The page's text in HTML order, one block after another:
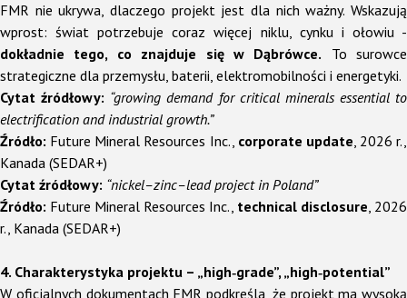
FMR nie ukrywa, dlaczego projekt jest dla nich ważny. Wskazują
wprost: świat potrzebuje coraz więcej niklu, cynku i ołowiu -
dokładnie tego, co znajduje się w Dąbrówce. To surowce
strategiczne dla przemysłu, baterii, elektromobilności i energetyki.
Cytat źródłowy: “growing demand for critical minerals essential to
electrification and industrial growth.”
Źródło: Future Mineral Resources Inc., corporate update, 2026 r.,
Kanada (SEDAR+)
Cytat źródłowy: “nickel–zinc–lead project in Poland”
Źródło: Future Mineral Resources Inc., technical disclosure, 2026
r., Kanada (SEDAR+)
4. Charakterystyka projektu – „high‑grade”, „high‑potential”
W oficjalnych dokumentach FMR podkreśla, że projekt ma wysoką